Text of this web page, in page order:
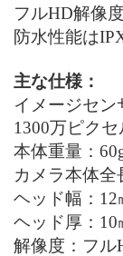
フルHD解像度
防水性能は
主な仕様：
イメージセン
1300万ピクセ
本体重量：
カメラ本体全
ヘッド幅： 12
ヘッド厚： 10
解像度：フル